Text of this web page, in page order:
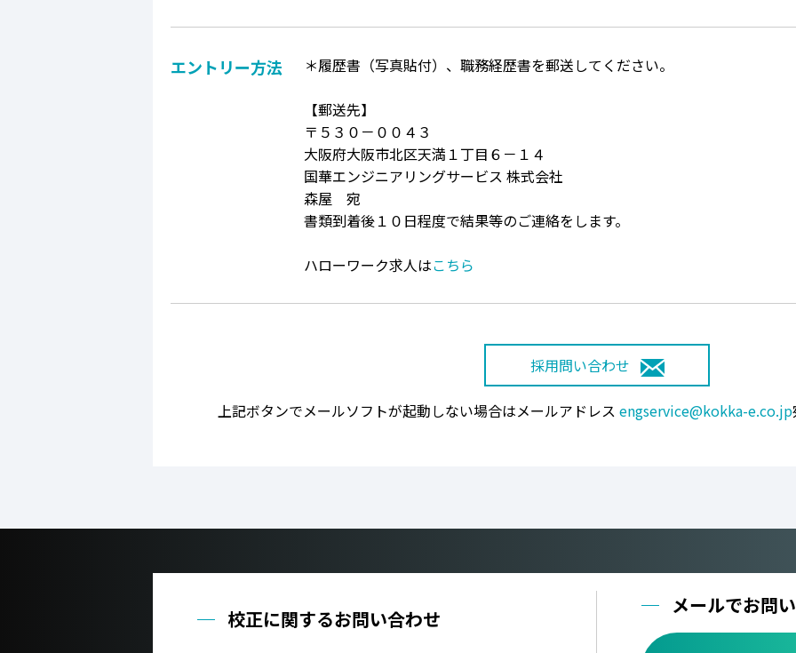
エントリー方法 ＊履歴書（写真貼付）、職務経歴書を郵送してください。
【郵送先】
〒５３０－００４３
大阪府大阪市北区天満１丁目６－１４
国華エンジニアリングサービス 株式会社
森屋 宛
書類到着後１０日程度で結果等のご連絡をします。
ハローワーク求人はこちら
採用問い合わせ
上記ボタンでメールソフトが起動しない場合はメールアドレス engservice@kokka-e.co.jp
校正に関するお問い合わせ
メールでお問